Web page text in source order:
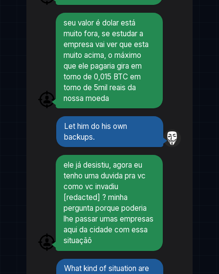
seu valor é dolar está
muito fora, se estudar a
empresa vai ver que esta
muito acima, o máximo
que ele pagaria gira em
torno de 0,015 BTC em
torno de 5mil reais da
nossa moeda
Let him do his own
backups.
ele já desistiu, agora eu
tenho uma duvida pra vc
como vc invadiu
[redacted] ? minha
pergunta porque poderia
lhe passar umas empresas
aqui da cidade com essa
situaçãõ
What kind of situation are